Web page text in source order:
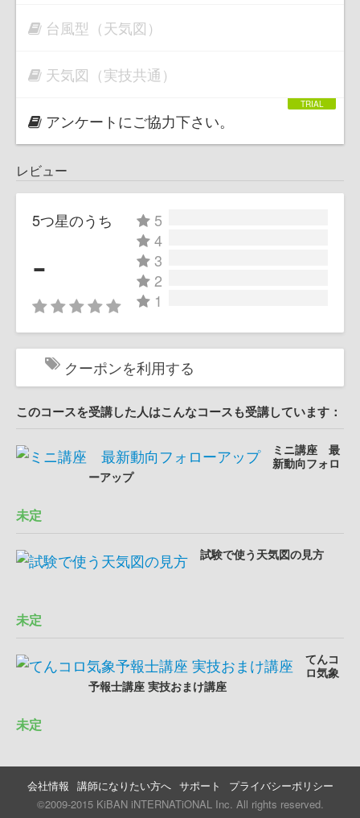
台風型（天気図）
天気図（実技共通）
アンケートにご協力下さい。
レビュー
5つ星のうち
-
5
4
3
2
1
クーポンを利用する
このコースを受講した人はこんなコースも受講しています：
ミニ講座 最
新動向フォロ
ーアップ
未定
試験で使う天気図の見方
未定
てんコ
ロ気象
予報士講座 実技おまけ講座
未定
会社情報 講師になりたい方へ サポート
プライバシーポリシー
©2009-2015 KiBAN iNTERNATiONAL Inc. All rights reserved.